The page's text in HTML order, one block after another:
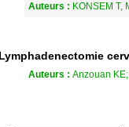
Auteurs : KONSEM T,
Lymphadenectomie
Auteurs : Anzouan